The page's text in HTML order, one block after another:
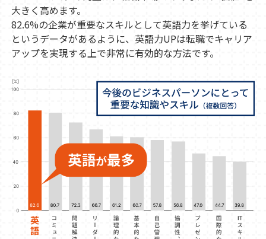
大きく高めます。
82.6%の企業が重要なスキルとして英語力を挙げている
というデータがあるように、英語力UPは転職でキャリア
アップを実現する上で非常に有効的な方法です。